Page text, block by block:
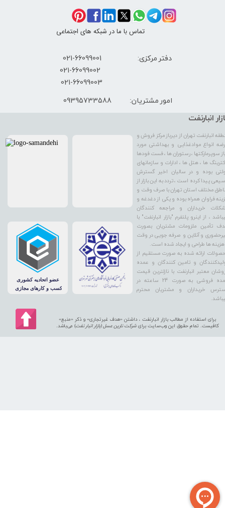
انبارنفت
انبارنفت تهران از دیرباز مرکز فروش و
انواع موادغذایی و بهداشتی مورد
سوپرمارکتها ، رستوران ها ، فست فودها
ها ، هتل ها ، ادارات و سازمانهای
بوده و در سالیان اخیر گسترش
پیدا کرده است ، تردد به این بازار از
مختلف استان تهران با صرف وقت و
فراوان همراه بوده و یکی از دغدغه و
خریداران و مراجعه کنندگان
، از اینرو پلتفرم "بازار انبارنفت" با
تأمین ملزومات مشتریان بصورت
و آنلاین و صرفه جویی در وقت
ها طراحی و ایجاد شده است.
ارائه شده به صورت مستقیم از
و تامین کنندگان و عمده
معتبر انبارنفت با نازلترین قیمت
عمده فروشی به صورت 24 ساعته در
خریداران و مشتریان محترم
برای استفاده از مطالب بازار انبارنفت ، داشتن «هدف غیرتجاری» و ذکر «منبع»
کافیست. تمام حقوق اين وب‌سايت برای شرکت نارین عسل (بازار انبار نفت) می‌باشد.
دفتر مرکزی: 66099001-021
امور مشتریان:
​021-66099002
تماس با ما در شبکه های اجتماعی